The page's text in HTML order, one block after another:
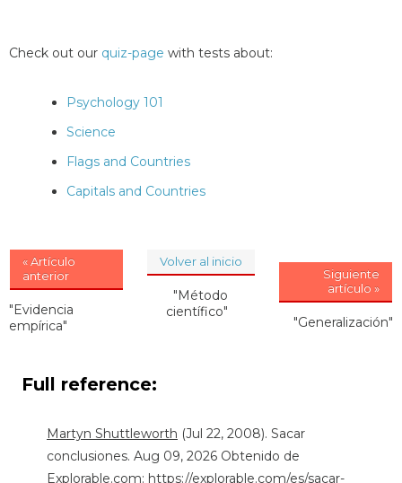
Check out our quiz-page with tests about:
Psychology 101
Science
Flags and Countries
Capitals and Countries
« Artículo
anterior
"Evidencia
empírica"
Volver al inicio
"Método
científico"
Siguiente
artículo »
"Generalización"
Full reference:
Martyn Shuttleworth (Jul 22, 2008). Sacar
conclusiones. Aug 09, 2026 Obtenido de
Explorable.com: https://explorable.com/es/sacar-